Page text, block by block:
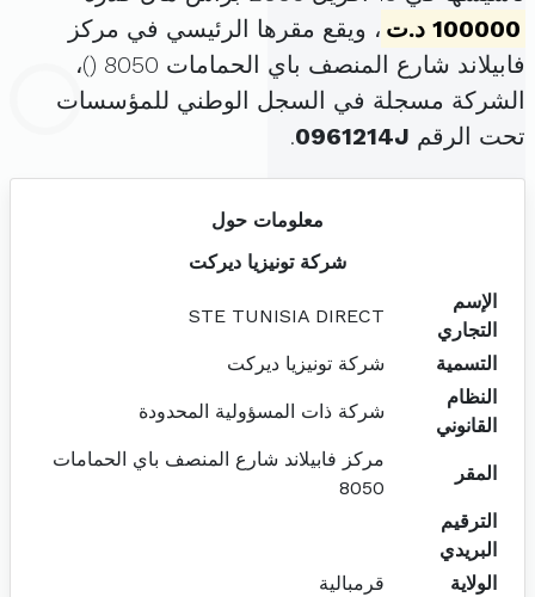
100000 د.ت
، ويقع مقرها الرئيسي في مركز
فابيلاند شارع المنصف باي الحمامات 8050 (
)،
الشركة مسجلة في السجل الوطني للمؤسسات
تحت الرقم 0961214J
.
معلومات حول
شركة تونيزيا ديركت
الإسم
التجاري
STE TUNISIA DIRECT
التسمية
شركة تونيزيا ديركت
النظام
القانوني
شركة ذات المسؤولية المحدودة
المقر
مركز فابيلاند شارع المنصف باي الحمامات
8050
الترقيم
البريدي
الولاية
قرمبالية